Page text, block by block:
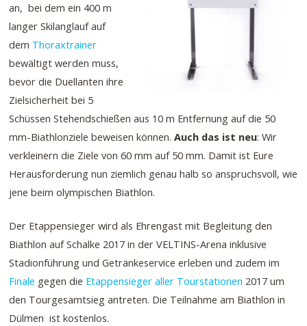
an, bei dem ein 400 m
langer Skilanglauf auf
dem Thoraxtrainer
bewältigt werden muss,
bevor die Duellanten ihre
Zielsicherheit bei 5
Schüssen Stehendschießen aus 10 m Entfernung auf die 50
mm-Biathlonziele beweisen können.Auch das ist neu: Wir
verkleinern die Ziele von 60 mm auf 50 mm. Damit ist Eure
Herausforderung nun ziemlich genau halb so anspruchsvoll, wie
jene beim olympischen Biathlon.
Der Etappensieger wird als Ehrengast mit Begleitung den
Biathlon auf Schalke 2017 in der VELTINS-Arena inklusive
Stadionführung und Getränkeservice erleben und zudem im
Finale gegen die Etappensieger aller Tourstationen 2017 um
den Tourgesamtsieg antreten. Die Teilnahme am Biathlon in
Dülmen ist kostenlos.